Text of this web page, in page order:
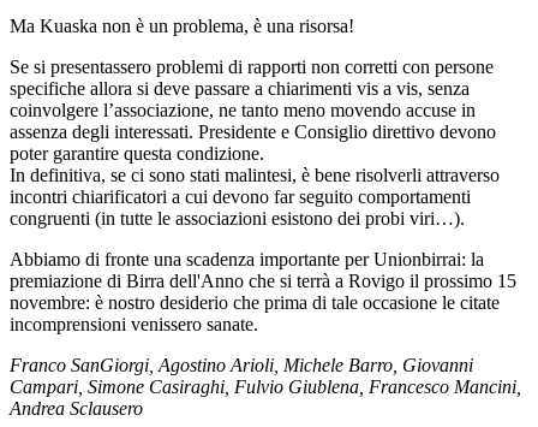
Ma Kuaska non è un problema, è una risorsa!
Se si presentassero problemi di rapporti non corretti con persone
specifiche allora si deve passare a chiarimenti vis a vis, senza
coinvolgere l’associazione, ne tanto meno movendo accuse in
assenza degli interessati. Presidente e Consiglio direttivo devono
poter garantire questa condizione.
In definitiva, se ci sono stati malintesi, è bene risolverli attraverso
incontri chiarificatori a cui devono far seguito comportamenti
congruenti (in tutte le associazioni esistono dei probi viri…).
Abbiamo di fronte una scadenza importante per Unionbirrai: la
premiazione di Birra dell'Anno che si terrà a Rovigo il prossimo 15
novembre: è nostro desiderio che prima di tale occasione le citate
incomprensioni venissero sanate.
Franco SanGiorgi, Agostino Arioli, Michele Barro, Giovanni
Campari, Simone Casiraghi, Fulvio Giublena, Francesco Mancini,
Andrea Sclausero